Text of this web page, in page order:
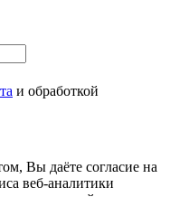
и обработкой
Вы даёте согласие на
веб-аналитики